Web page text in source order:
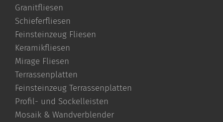
Granitfliesen
Schieferfliesen
Feinsteinzeug Fliesen
Keramikfliesen
Mirage Fliesen
Terrassenplatten
Feinsteinzeug Terrassenplatten
Profil- und Sockelleisten
Mosaik & Wandverblender